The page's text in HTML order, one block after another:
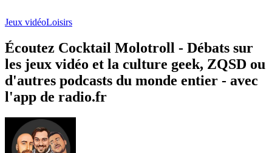
Jeux vidéoLoisirs
Écoutez Cocktail Molotroll - Débats sur
les jeux vidéo et la culture geek, ZQSD ou
d'autres podcasts du monde entier - avec
l'app de radio.fr